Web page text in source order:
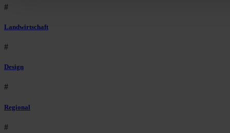
#
Landwirtschaft
#
Design
#
Regional
#